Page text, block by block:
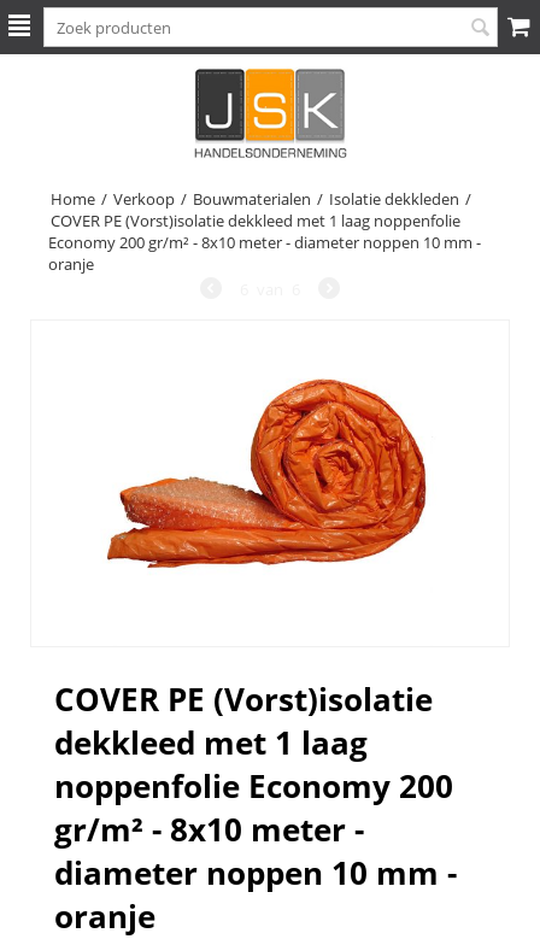
Home / Verkoop / Bouwmaterialen / Isolatie dekkleden /
COVER PE (Vorst)isolatie dekkleed met 1 laag noppenfolie
Economy 200 gr/m² - 8x10 meter - diameter noppen 10 mm -
oranje
COVER PE (Vorst)isolatie
dekkleed met 1 laag
noppenfolie Economy 200
gr/m² - 8x10 meter -
diameter noppen 10 mm -
oranje